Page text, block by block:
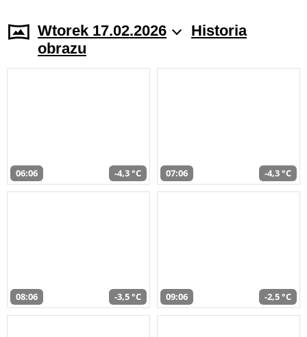
Wtorek 17.02.2026
Historia
obrazu
06:06 -4,3 °C 07:06 -4,3 °C
08:06 -3,5 °C 09:06 -2,5 °C